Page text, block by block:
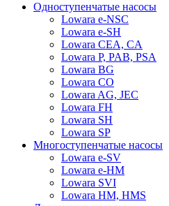
Одноступенчатые насосы
Lowara e-NSC
Lowara e-SH
Lowara CEA, CA
Lowara P, PAB, PSA
Lowara BG
Lowara CO
Lowara AG, JEC
Lowara FH
Lowara SH
Lowara SP
Многоступенчатые насосы
Lowara e-SV
Lowara e-HM
Lowara SVI
Lowara HM, HMS